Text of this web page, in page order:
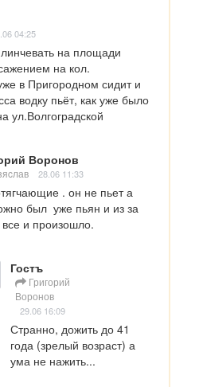
04:25
на площади
на кол.
в Пригородном сидит и
водку пьёт, как уже было
ул.Волгоградской
Воронов
28.06 11:33
. он не пьет а
был  уже пьян и из за
все и произошло.
Гостъ
Григорий
Воронов
29.06 16:09
Странно, дожить до 41
года (зрелый возраст) а
ума не нажить...